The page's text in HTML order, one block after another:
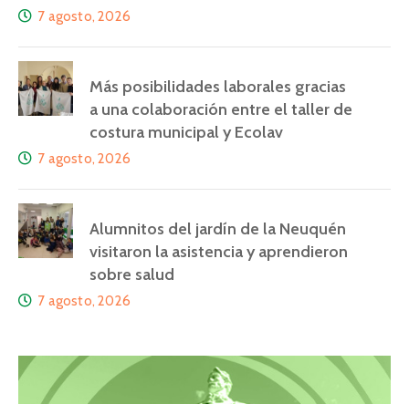
7 agosto, 2026
Más posibilidades laborales gracias
a una colaboración entre el taller de
costura municipal y Ecolav
7 agosto, 2026
Alumnitos del jardín de la Neuquén
visitaron la asistencia y aprendieron
sobre salud
7 agosto, 2026